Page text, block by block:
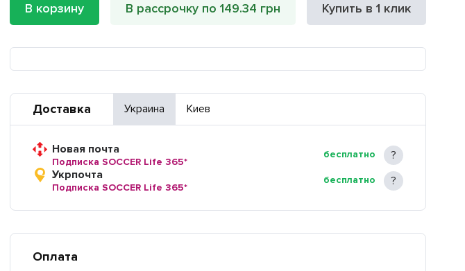
В корзину В рассрочку по 149.34 грн Купить в 1 клик
Доставка Украина Киев
Новая почта
Подписка SOCCER Life 365*
бесплатно
Укрпочта
Подписка SOCCER Life 365*
бесплатно
Оплата